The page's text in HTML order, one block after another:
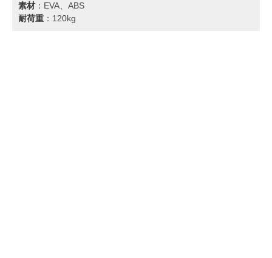
素材 ：EVA、ABS
耐荷重 ：120kg